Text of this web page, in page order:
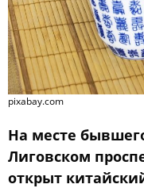
pixabay.com
На месте
Лиговском
открыт